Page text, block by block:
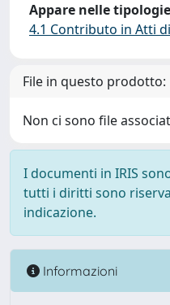
Appare nelle
4.1 Contributo in Atti
File in questo prodotto:
Non ci sono file
I documenti in IRIS
tutti i diritti sono
indicazione.
Informazioni